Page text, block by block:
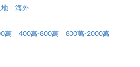
地
海外
萬 400萬-800萬
800萬-2000萬